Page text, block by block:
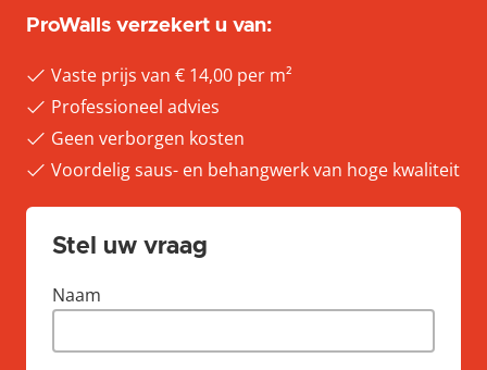
ProWalls verzekert u van:
Vaste prijs van € 14,00 per m²
Professioneel advies
Geen verborgen kosten
Voordelig saus- en behangwerk van hoge kwaliteit
Stel uw vraag
Naam